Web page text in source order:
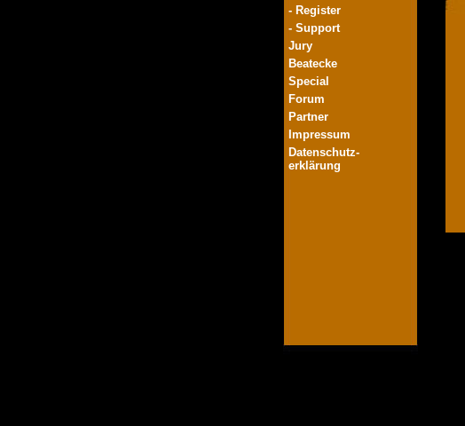
- Register
- Support
Jury
Beatecke
Special
Forum
Partner
Impressum
Datenschutz-
erklärung